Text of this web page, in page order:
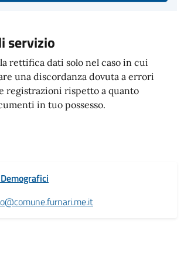
servizio
rettifica dati solo nel caso in cui
una discordanza dovuta a errori
registrazioni rispetto a quanto
in tuo possesso.